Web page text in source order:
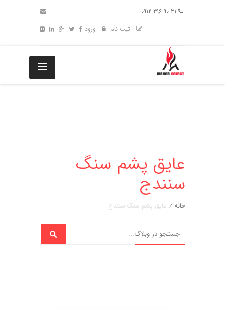
ثبت نام
ورود
عایق پشم سنگ
سنندج
خانه / عایق پشم سنگ سنندج